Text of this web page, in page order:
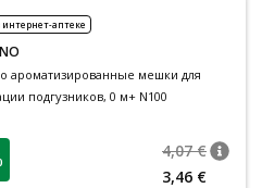
интернет-аптеке
ароматизированные мешки для
подгузников, 0 м+ N100
4,07 €
3,46 €